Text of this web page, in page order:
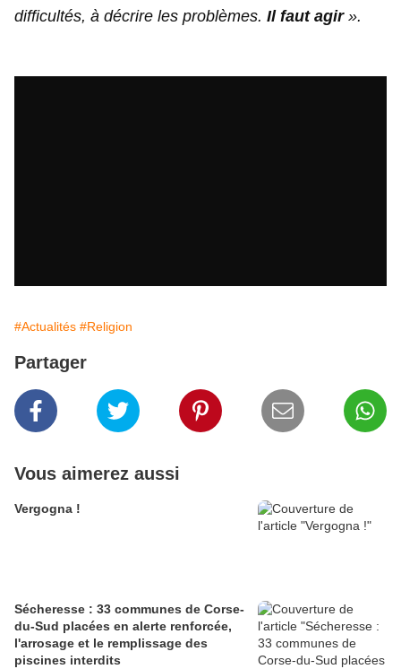
difficultés, à décrire les problèmes. Il faut agir».
#Actualités #Religion
Partager
Vous aimerez aussi
Vergogna !
Sécheresse : 33 communes de Corse-
du-Sud placées en alerte renforcée,
l'arrosage et le remplissage des
piscines interdits